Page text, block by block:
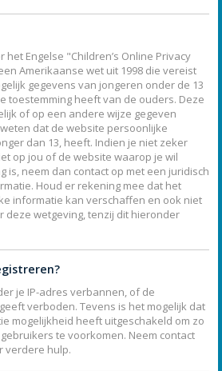
het Engelse "Children’s Online Privacy
Amerikaanse wet uit 1998 die vereist
gegevens van jongeren onder de 13
toestemming heeft van de ouders. Deze
of op een andere wijze gegeven
dat de website persoonlijke
dan 13, heeft. Indien je niet zeker
op jou of de website waarop je wil
is, neem dan contact op met een juridisch
Houd er rekening mee dat het
informatie kan verschaffen en ook niet
deze wetgeving, tenzij dit hieronder
je IP-adres verbannen, of de
verboden. Tevens is het mogelijk dat
mogelijkheid heeft uitgeschakeld om zo
te voorkomen. Neem contact
verdere hulp.